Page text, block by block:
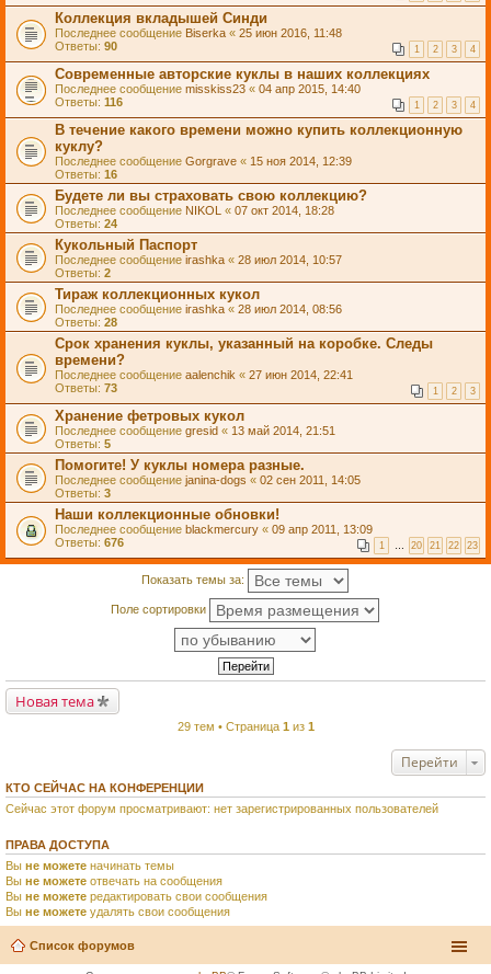
Коллекция вкладышей Синди
Последнее сообщение Biserka « 25 июн 2016, 11:48
Ответы: 90 1 2 3 4
Современные авторские куклы в наших коллекциях
Последнее сообщение misskiss23 « 04 апр 2015, 14:40
Ответы: 116 1 2 3 4
В течение какого времени можно купить коллекционную
куклу?
Последнее сообщение Gorgrave « 15 ноя 2014, 12:39
Ответы: 16
Будете ли вы страховать свою коллекцию?
Последнее сообщение NIKOL « 07 окт 2014, 18:28
Ответы: 24
Кукольный Паспорт
Последнее сообщение irashka « 28 июл 2014, 10:57
Ответы: 2
Тираж коллекционных кукол
Последнее сообщение irashka « 28 июл 2014, 08:56
Ответы: 28
Срок хранения куклы, указанный на коробке. Следы
времени?
Последнее сообщение aalenchik « 27 июн 2014, 22:41
Ответы: 73 1 2 3
Хранение фетровых кукол
Последнее сообщение gresid « 13 май 2014, 21:51
Ответы: 5
Помогите! У куклы номера разные.
Последнее сообщение janina-dogs « 02 сен 2011, 14:05
Ответы: 3
Наши коллекционные обновки!
Последнее сообщение blackmercury « 09 апр 2011, 13:09
Ответы: 676 1 … 20 21 22 23
Показать темы за:
Поле сортировки
Новая тема
29 тем • Страница 1 из 1
Перейти
КТО СЕЙЧАС НА КОНФЕРЕНЦИИ
Сейчас этот форум просматривают: нет зарегистрированных пользователей
ПРАВА ДОСТУПА
Вы не можете начинать темы
Вы не можете отвечать на сообщения
Вы не можете редактировать свои сообщения
Вы не можете удалять свои сообщения
Список форумов